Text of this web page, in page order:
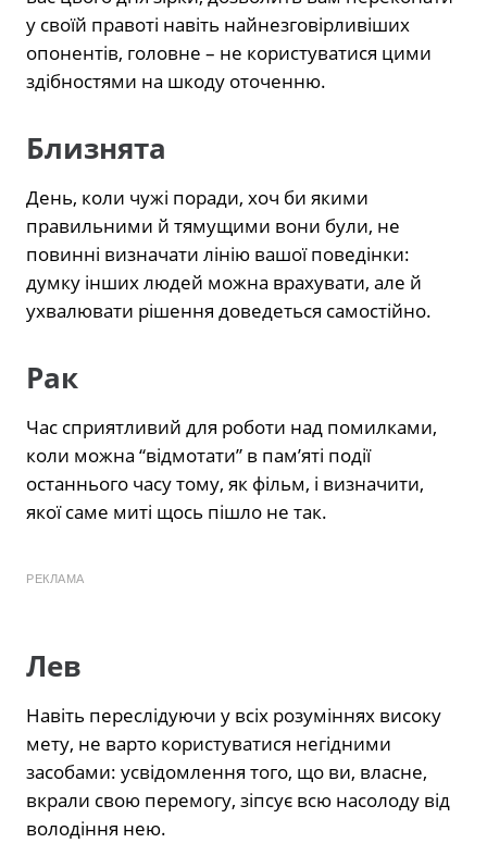
у своїй правоті навіть найнезговірливіших
опонентів, головне – не користуватися цими
здібностями на шкоду оточенню.
Близнята
День, коли чужі поради, хоч би якими
правильними й тямущими вони були, не
повинні визначати лінію вашої поведінки:
думку інших людей можна врахувати, але й
ухвалювати рішення доведеться самостійно.
Рак
Час сприятливий для роботи над помилками,
коли можна “відмотати” в пам’яті події
останнього часу тому, як фільм, і визначити,
якої саме миті щось пішло не так.
РЕКЛАМА
Лев
Навіть переслідуючи у всіх розуміннях високу
мету, не варто користуватися негідними
засобами: усвідомлення того, що ви, власне,
вкрали свою перемогу, зіпсує всю насолоду від
володіння нею.